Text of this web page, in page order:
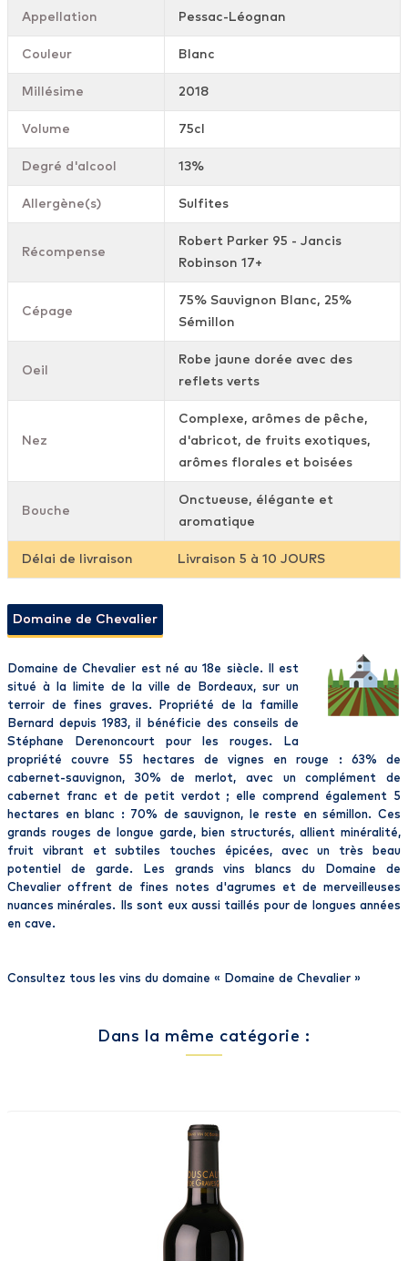
Appellation Pessac-Léognan
Couleur Blanc
Millésime 2018
Volume 75cl
Degré d'alcool 13%
Allergène(s) Sulfites
Récompense
Robert Parker 95 - Jancis
Robinson 17+
Cépage
75% Sauvignon Blanc, 25%
Sémillon
Oeil
Robe jaune dorée avec des
reflets verts
Nez
Complexe, arômes de pêche,
d'abricot, de fruits exotiques,
arômes florales et boisées
Bouche
Onctueuse, élégante et
aromatique
Délai de livraison Livraison 5 à 10 JOURS
Domaine de Chevalier
Domaine de Chevalier est né au 18e siècle. Il est
situé à la limite de la ville de Bordeaux, sur un
terroir de fines graves. Propriété de la famille
Bernard depuis 1983, il bénéficie des conseils de
Stéphane Derenoncourt pour les rouges. La
propriété couvre 55 hectares de vignes en rouge : 63% de
cabernet-sauvignon, 30% de merlot, avec un complément de
cabernet franc et de petit verdot ; elle comprend également 5
hectares en blanc : 70% de sauvignon, le reste en sémillon. Ces
grands rouges de longue garde, bien structurés, allient minéralité,
fruit vibrant et subtiles touches épicées, avec un très beau
potentiel de garde. Les grands vins blancs du Domaine de
Chevalier offrent de fines notes d'agrumes et de merveilleuses
nuances minérales. Ils sont eux aussi taillés pour de longues années
en cave.
Consultez tous les vins du domaine « Domaine de Chevalier »
Dans la même catégorie :